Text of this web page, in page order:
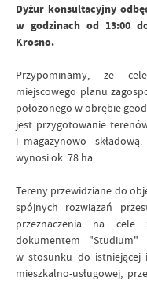
Dyżur konsultacyjny
w godzinach od 13:00
Krosno.
Przypominamy, że
miejscowego planu
położonego w obrębie
jest przygotowanie
i magazynowo -
wynosi ok. 78 ha.
Tereny przewidziane do
spójnych rozwiązań
przeznaczenia na cele
dokumentem "Studium"
w stosunku do istniejącej
mieszkalno-usługowej,